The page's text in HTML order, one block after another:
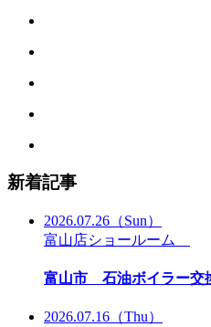
新着記事
2026.07.26 （Sun）
富山店ショールーム
富山市 石油ボイラー
2026.07.16 （Thu）